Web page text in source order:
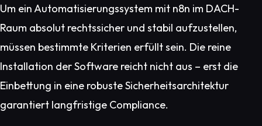
Um ein Automatisierungssystem mit n8n im DACH-
Raum absolut rechtssicher und stabil aufzustellen,
müssen bestimmte Kriterien erfüllt sein. Die reine
Installation der Software reicht nicht aus – erst die
Einbettung in eine robuste Sicherheitsarchitektur
garantiert langfristige Compliance.